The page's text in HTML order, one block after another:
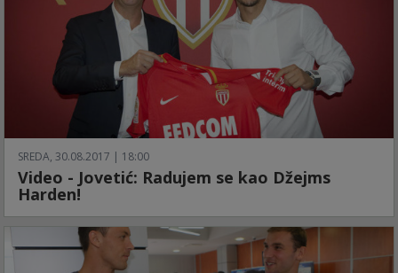
SREDA, 30.08.2017 | 18:00
Video - Jovetić: Radujem se kao Džejms
Harden!